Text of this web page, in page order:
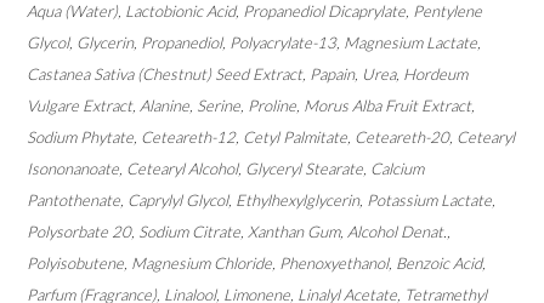
Aqua (Water), Lactobionic Acid, Propanediol Dicaprylate, Pentylene
Glycol, Glycerin, Propanediol, Polyacrylate-13, Magnesium Lactate,
Castanea Sativa (Chestnut) Seed Extract, Papain, Urea, Hordeum
Vulgare Extract, Alanine, Serine, Proline, Morus Alba Fruit Extract,
Sodium Phytate, Ceteareth-12, Cetyl Palmitate, Ceteareth-20, Cetearyl
Isononanoate, Cetearyl Alcohol, Glyceryl Stearate, Calcium
Pantothenate, Caprylyl Glycol, Ethylhexylglycerin, Potassium Lactate,
Polysorbate 20, Sodium Citrate, Xanthan Gum, Alcohol Denat.,
Polyisobutene, Magnesium Chloride, Phenoxyethanol, Benzoic Acid,
Parfum (Fragrance), Linalool, Limonene, Linalyl Acetate, Tetramethyl